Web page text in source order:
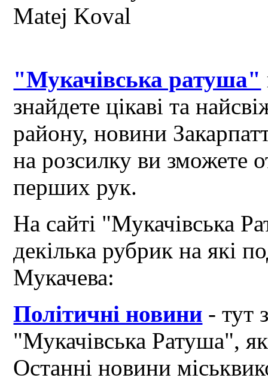
"Мукачівська ратуша"
знайдете цікаві та
району, новини
на розсилку ви зможете
перших рук.
На сайті "Мукачівська
декілька рубрик на які
Мукачева:
Політичні новини - тут
"Мукачівська Ратуша",
Останні новини